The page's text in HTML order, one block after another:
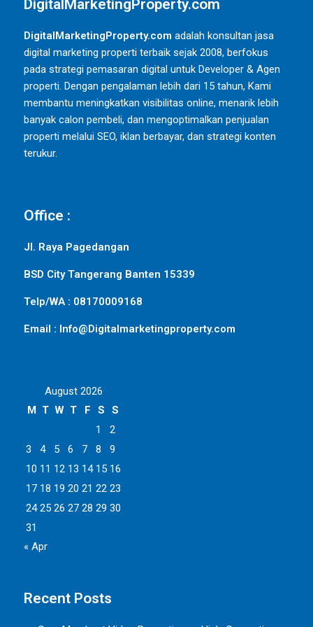
DigitalMarketingProperty.com
DigitalMarketingProperty.com adalah konsultan jasa
digital marketing properti terbaik sejak 2008, berfokus
pada strategi pemasaran digital untuk Developer & Agen
properti. Dengan pengalaman lebih dari 15 tahun, Kami
membantu meningkatkan visibilitas online, menarik lebih
banyak calon pembeli, dan mengoptimalkan penjualan
properti melalui SEO, iklan berbayar, dan strategi konten
terukur.
Office :
Jl. Raya Pagedangan
BSD City Tangerang Banten 15339
Telp/WA : 08170009168
Email : Info@Digitalmarketingproperty.com
August 2026
M T W T F S
S
1
2
3
4 5 6 7 8
9
10 11 12 13 14 15 16
17 18 19 20 21 22 23
24 25 26 27 28 29 30
31
« Apr
Recent Posts